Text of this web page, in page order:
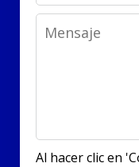
Message
Al hacer clic en